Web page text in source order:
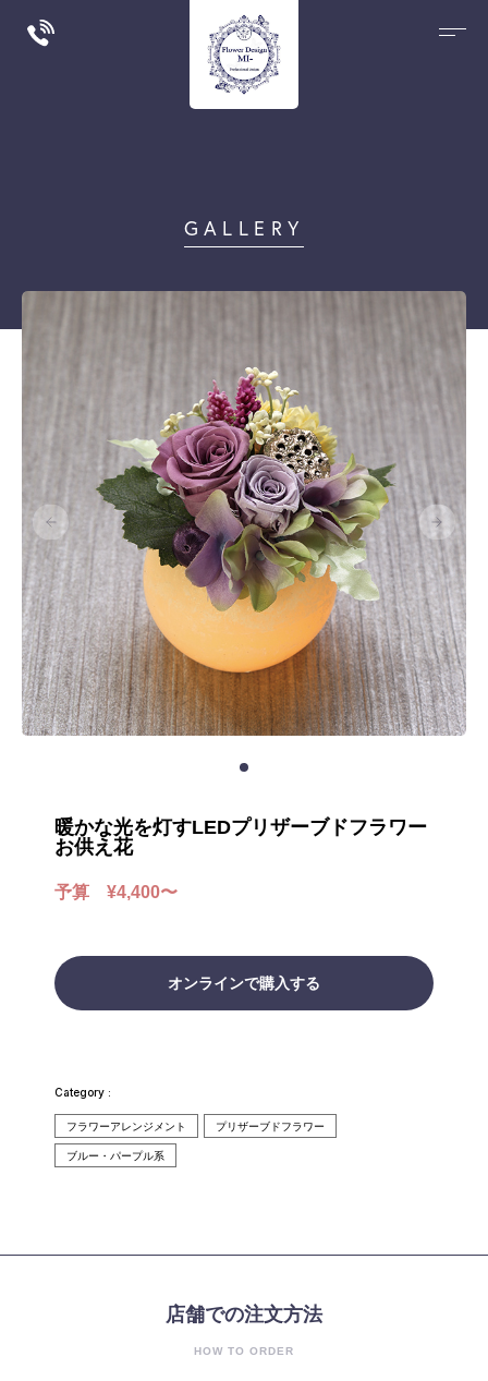
GALLERY
暖かな光を灯すLEDプリザーブドフラワー
お供え花
予算 ¥4,400〜
オンラインで購入する
Category :
フラワーアレンジメント プリザーブドフラワー
ブルー・パープル系
店舗での注文方法
HOW TO ORDER